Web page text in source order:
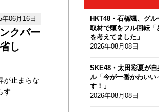
年06月16日
クバー
し
が止まらな
...
HKT48・石橋颯、グ
取材で頭をフル回転
を考えてました」
2026年08月08日
SKE48・太田彩夏が
ル「今が一番かわいい
す！」
2026年08月08日